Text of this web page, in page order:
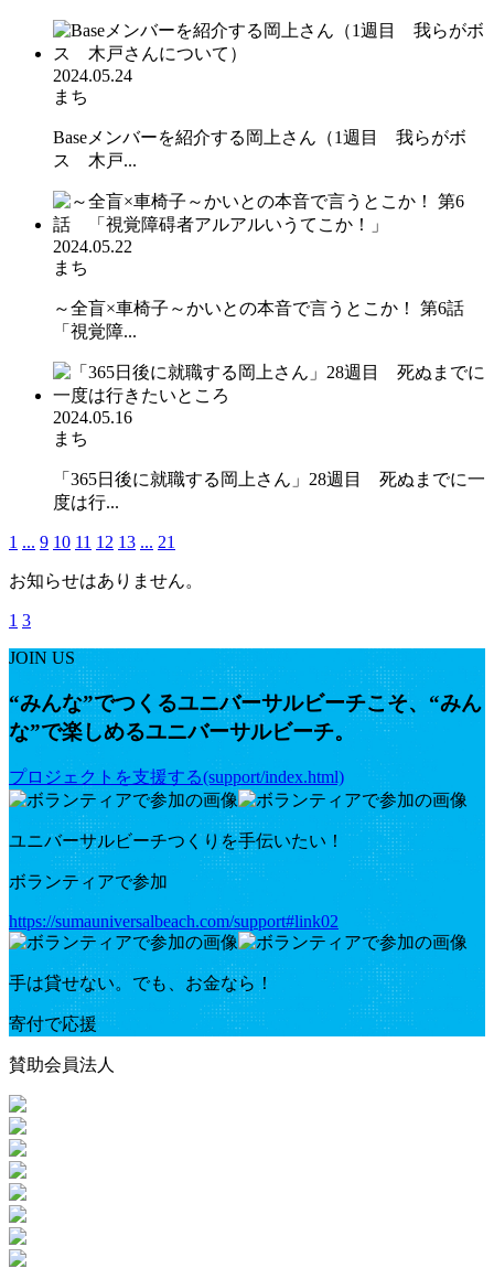
2024.05.24
まち
Baseメンバーを紹介する岡上さん（1週目 我らがボ
ス 木戸...
2024.05.22
まち
～全盲×車椅子～かいとの本音で言うとこか！ 第6話
「視覚障...
2024.05.16
まち
「365日後に就職する岡上さん」28週目 死ぬまでに一
度は行...
1 ... 9 10 11 12 13 ... 21
お知らせはありません。
1 3
JOIN US
“みんな”でつくるユニバーサルビーチこそ、“みん
な”で楽しめるユニバーサルビーチ。
プロジェクトを支援する(support/index.html)
ユニバーサルビーチつくりを手伝いたい！
ボランティアで参加
https://sumauniversalbeach.com/support#link02
手は貸せない。でも、お金なら！
寄付で応援
賛助会員法人